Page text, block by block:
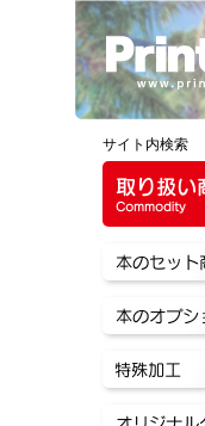
サイト内検索